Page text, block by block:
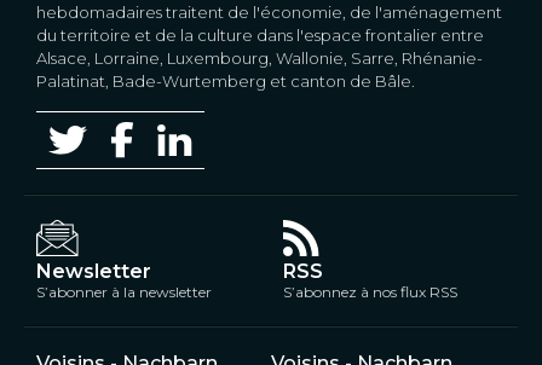
hebdomadaires traitent de l'économie, de l'aménagement
du territoire et de la culture dans l'espace frontalier entre
Alsace, Lorraine, Luxembourg, Wallonie, Sarre, Rhénanie-
Palatinat, Bade-Wurtemberg et canton de Bâle.
Newsletter
S’abonner à la newsletter
RSS
S’abonnez à nos flux RSS